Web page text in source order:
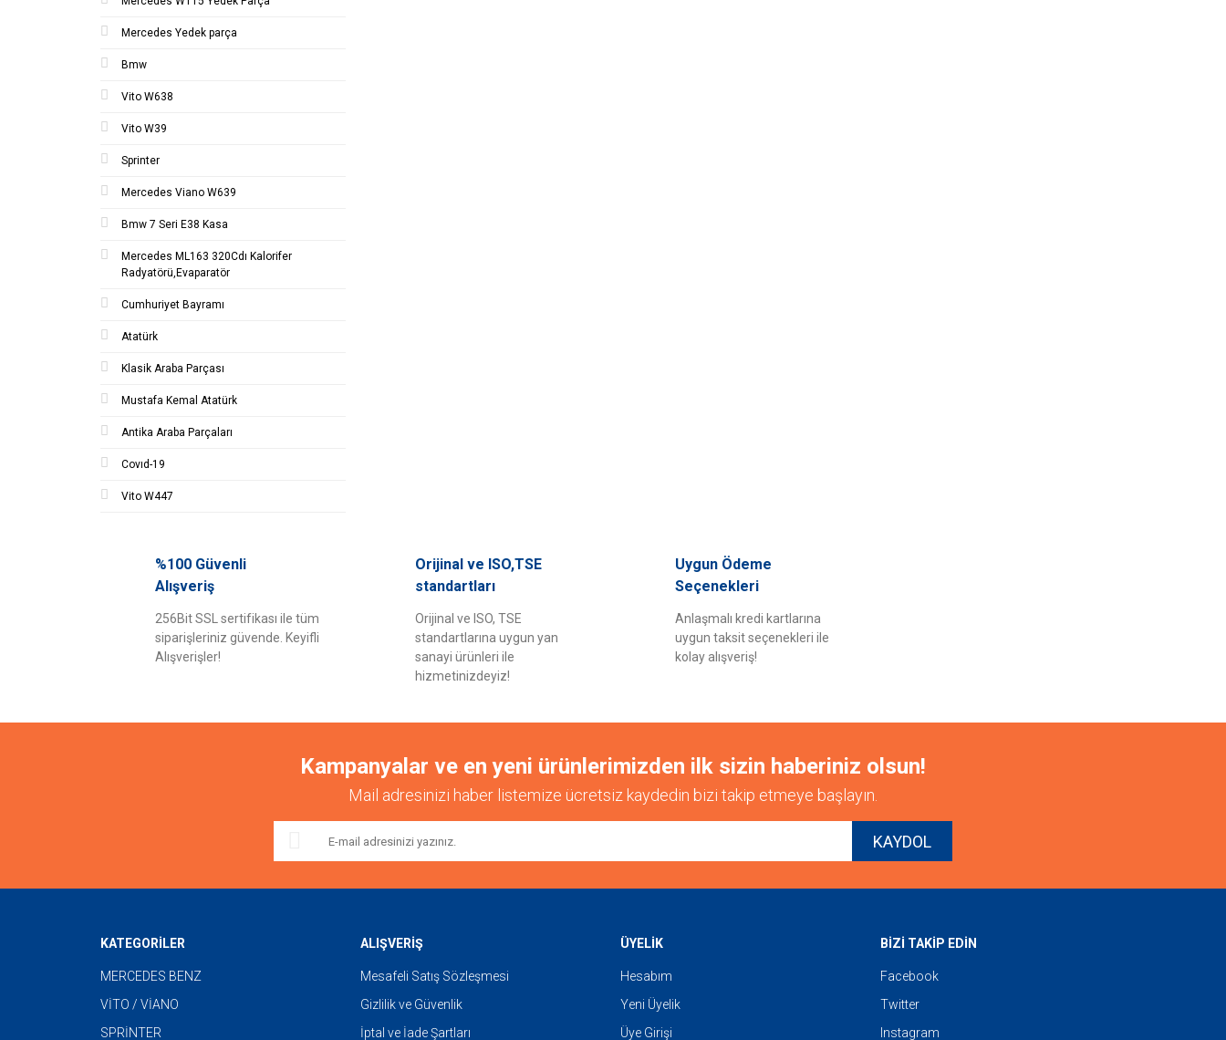
Mercedes Yedek parça
Bmw
Vito W638
Vito W39
Sprinter
Mercedes Viano W639
Bmw 7 Seri E38 Kasa
Mercedes ML163 320Cdı Kalorifer
Radyatörü,Evaparatör
Cumhuriyet Bayramı
Atatürk
Klasik Araba Parçası
Mustafa Kemal Atatürk
Antika Araba Parçaları
Covıd-19
Vito W447
%100 Güvenli
Alışveriş
256Bit SSL sertifikası ile tüm
siparişleriniz güvende. Keyifli
Alışverişler!
Orijinal ve ISO,TSE
standartları
Orijinal ve ISO, TSE
standartlarına uygun yan
sanayi ürünleri ile
hizmetinizdeyiz!
Uygun Ödeme
Seçenekleri
Anlaşmalı kredi kartlarına
uygun taksit seçenekleri ile
kolay alışveriş!
Kampanyalar ve en yeni ürünlerimizden ilk sizin haberiniz olsun!
Mail adresinizi haber listemize ücretsiz kaydedin bizi takip etmeye başlayın.
KAYDOL
KATEGORİLER
MERCEDES BENZ
VİTO / VİANO
SPRİNTER
ALIŞVERİŞ
Mesafeli Satış Sözleşmesi
Gizlilik ve Güvenlik
İptal ve İade Şartları
ÜYELİK
Hesabım
Yeni Üyelik
Üye Girişi
BİZİ TAKİP EDİN
Facebook
Twitter
Instagram